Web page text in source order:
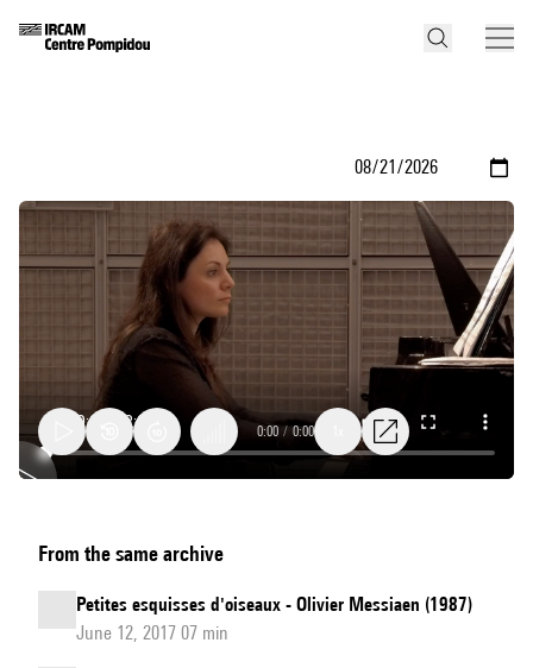
avec
Mariangela
Vacatello
0:00 / 0:00
From the same archive
Petites esquisses d'oiseaux - Olivier Messiaen (1987)
June 12, 2017 07 min